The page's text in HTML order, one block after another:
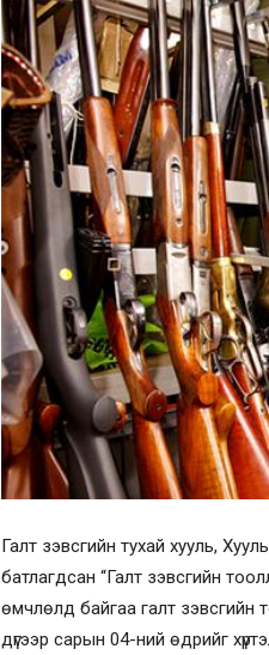
Галт зэвсгийн тухай хууль,
батлагдсан “Галт зэвсгийн
өмчлөлд байгаа галт зэвсгийн
дүгээр сарын 04-ний өдрийг